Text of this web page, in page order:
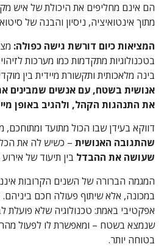
הם אינם מחליפים את היכולת של איש
מתוך אינטואיציה, ניסיון והבנה של
המציאות כיום דורשת גישה כפולה:
בטכנולוגיות מתקדמות כמו מערכות
בינה מלאכותית ותקשורת מיידית בין
אנושית בשטח, עם אנשים שמבינים
את התנהגות הקהל, ולהגיב באופן
דווקא בעידן שבו הכול מתועד ומתוחכם,
שהתגובה האנושית – כשיש לה את
שעושה את ההבדל בין תיעוד של אירוע
המגמה הברורה של השנים הקרובות
במכונה, אלא שיתוף פעולה חכם
אפקטיבי באמת: טכנולוגיה שלא פועלת
שנמצא בשטח – ומאפשרת לו לפעול מהר
בטוחה יותר.